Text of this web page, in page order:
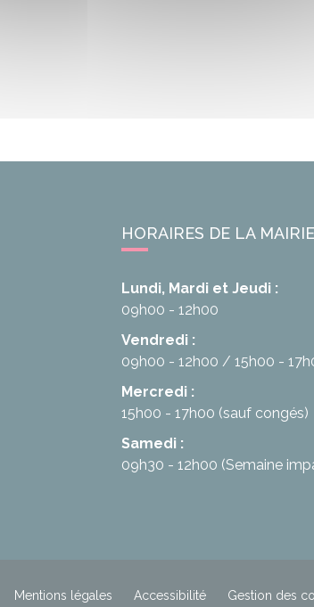
HORAIRES DE LA MAIRIE
Lundi, Mardi et Jeudi :
09h00 - 12h00
Vendredi :
09h00 - 12h00
15h00 -
Mercredi :
15h00 - 17h00 (sauf congés)
Samedi :
09h30 - 12h00 (Semaine
Mentions légales Accessibilité Gestion des